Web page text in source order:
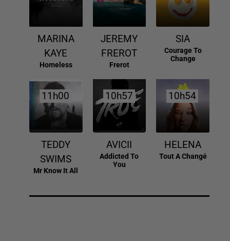
MARINA
KAYE
Homeless
JEREMY
FREROT
Frerot
SIA
Courage To
Change
11h00
11h00
TEDDY
SWIMS
Mr Know It All
10h57
10h57
AVICII
Addicted To
You
10h54
10h54
HELENA
Tout A Changé